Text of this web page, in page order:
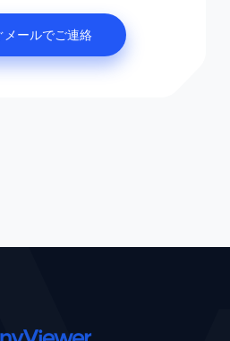
メールでご連絡